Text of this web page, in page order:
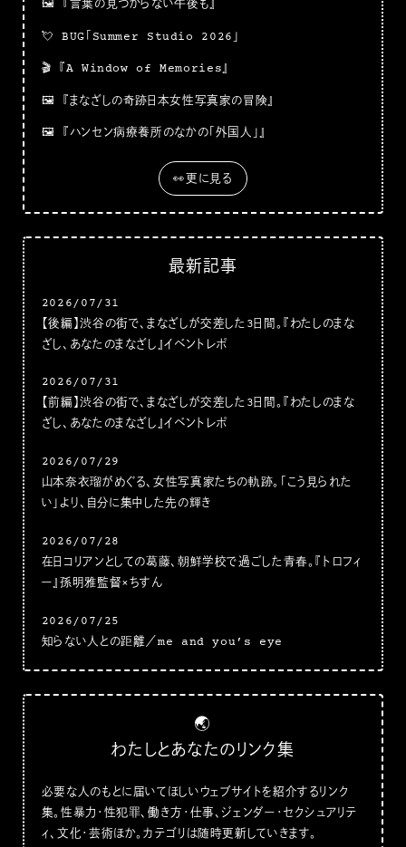
🖼 『言葉の見つからない午後も』
💘 BUG「Summer Studio 2026」
🎬 『A Window of Memories』
🖼 『まなざしの奇跡日本女性写真家の冒険』
🖼 『ハンセン病療養所のなかの「外国人」』
👀更に見る
最新記事
2026/07/31
【後編】渋谷の街で、まなざしが交差した3日間。『わたしのまな
ざし、あなたのまなざし』イベントレポ
2026/07/31
【前編】渋谷の街で、まなざしが交差した3日間。『わたしのまな
ざし、あなたのまなざし』イベントレポ
2026/07/29
山本奈衣瑠がめぐる、女性写真家たちの軌跡。「こう見られた
い」より、自分に集中した先の輝き
2026/07/28
在日コリアンとしての葛藤、朝鮮学校で過ごした青春。『トロフィ
ー』孫明雅監督×ちすん
2026/07/25
知らない人との距離／me and you’s eye
🌏
わたしとあなたのリンク集
必要な人のもとに届いてほしいウェブサイトを紹介するリンク
集。性暴力・性犯罪、働き方・仕事、ジェンダー・セクシュアリテ
ィ、文化・芸術ほか。カテゴリは随時更新していきます。